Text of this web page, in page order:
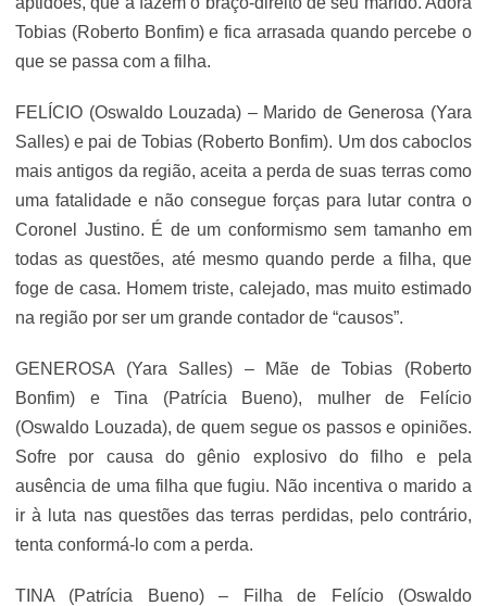
Tobias (Roberto Bonfim) e fica arrasada quando percebe o
que se passa com a filha.
FELÍCIO (Oswaldo Louzada) – Marido de Generosa (Yara
Salles) e pai de Tobias (Roberto Bonfim). Um dos caboclos
mais antigos da região, aceita a perda de suas terras como
uma fatalidade e não consegue forças para lutar contra o
Coronel Justino. É de um conformismo sem tamanho em
todas as questões, até mesmo quando perde a filha, que
foge de casa. Homem triste, calejado, mas muito estimado
na região por ser um grande contador de “causos”.
GENEROSA (Yara Salles) – Mãe de Tobias (Roberto
Bonfim) e Tina (Patrícia Bueno), mulher de Felício
(Oswaldo Louzada), de quem segue os passos e opiniões.
Sofre por causa do gênio explosivo do filho e pela
ausência de uma filha que fugiu. Não incentiva o marido a
ir à luta nas questões das terras perdidas, pelo contrário,
tenta conformá-lo com a perda.
TINA (Patrícia Bueno) – Filha de Felício (Oswaldo